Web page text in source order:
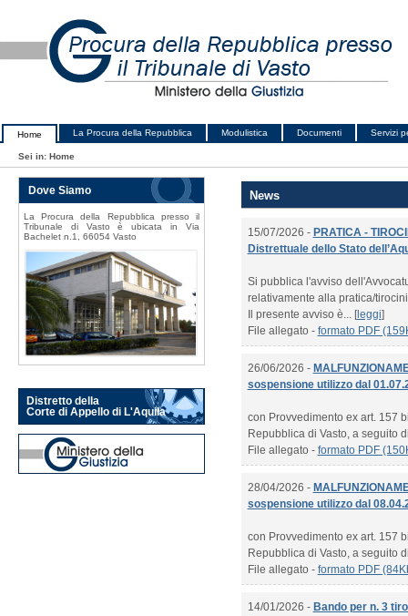
Home La Procura della Repubblica Modulistica Documenti Servizi
Sei in: Home
News
15/07/2026 - PRATICA -
Distrettuale dello Stato
Si pubblica l'avviso
relativamente alla pratica/
Il presente avviso è... [leggi]
File allegato - formato PDF
26/06/2026 -
sospensione utilizzo dal
con Provvedimento ex art. 157
Repubblica di Vasto, a seguito
File allegato - formato PDF
28/04/2026 -
sospensione utilizzo dal
con Provvedimento ex art. 157
Repubblica di Vasto, a seguito
File allegato - formato PDF
14/01/2026 - Bando per n. 3
Dove Siamo
La Procura della Repubblica presso il
Tribunale di Vasto è ubicata in Via
Bachelet n.1, 66054 Vasto
Distretto della
Corte di Appello di L'Aquila